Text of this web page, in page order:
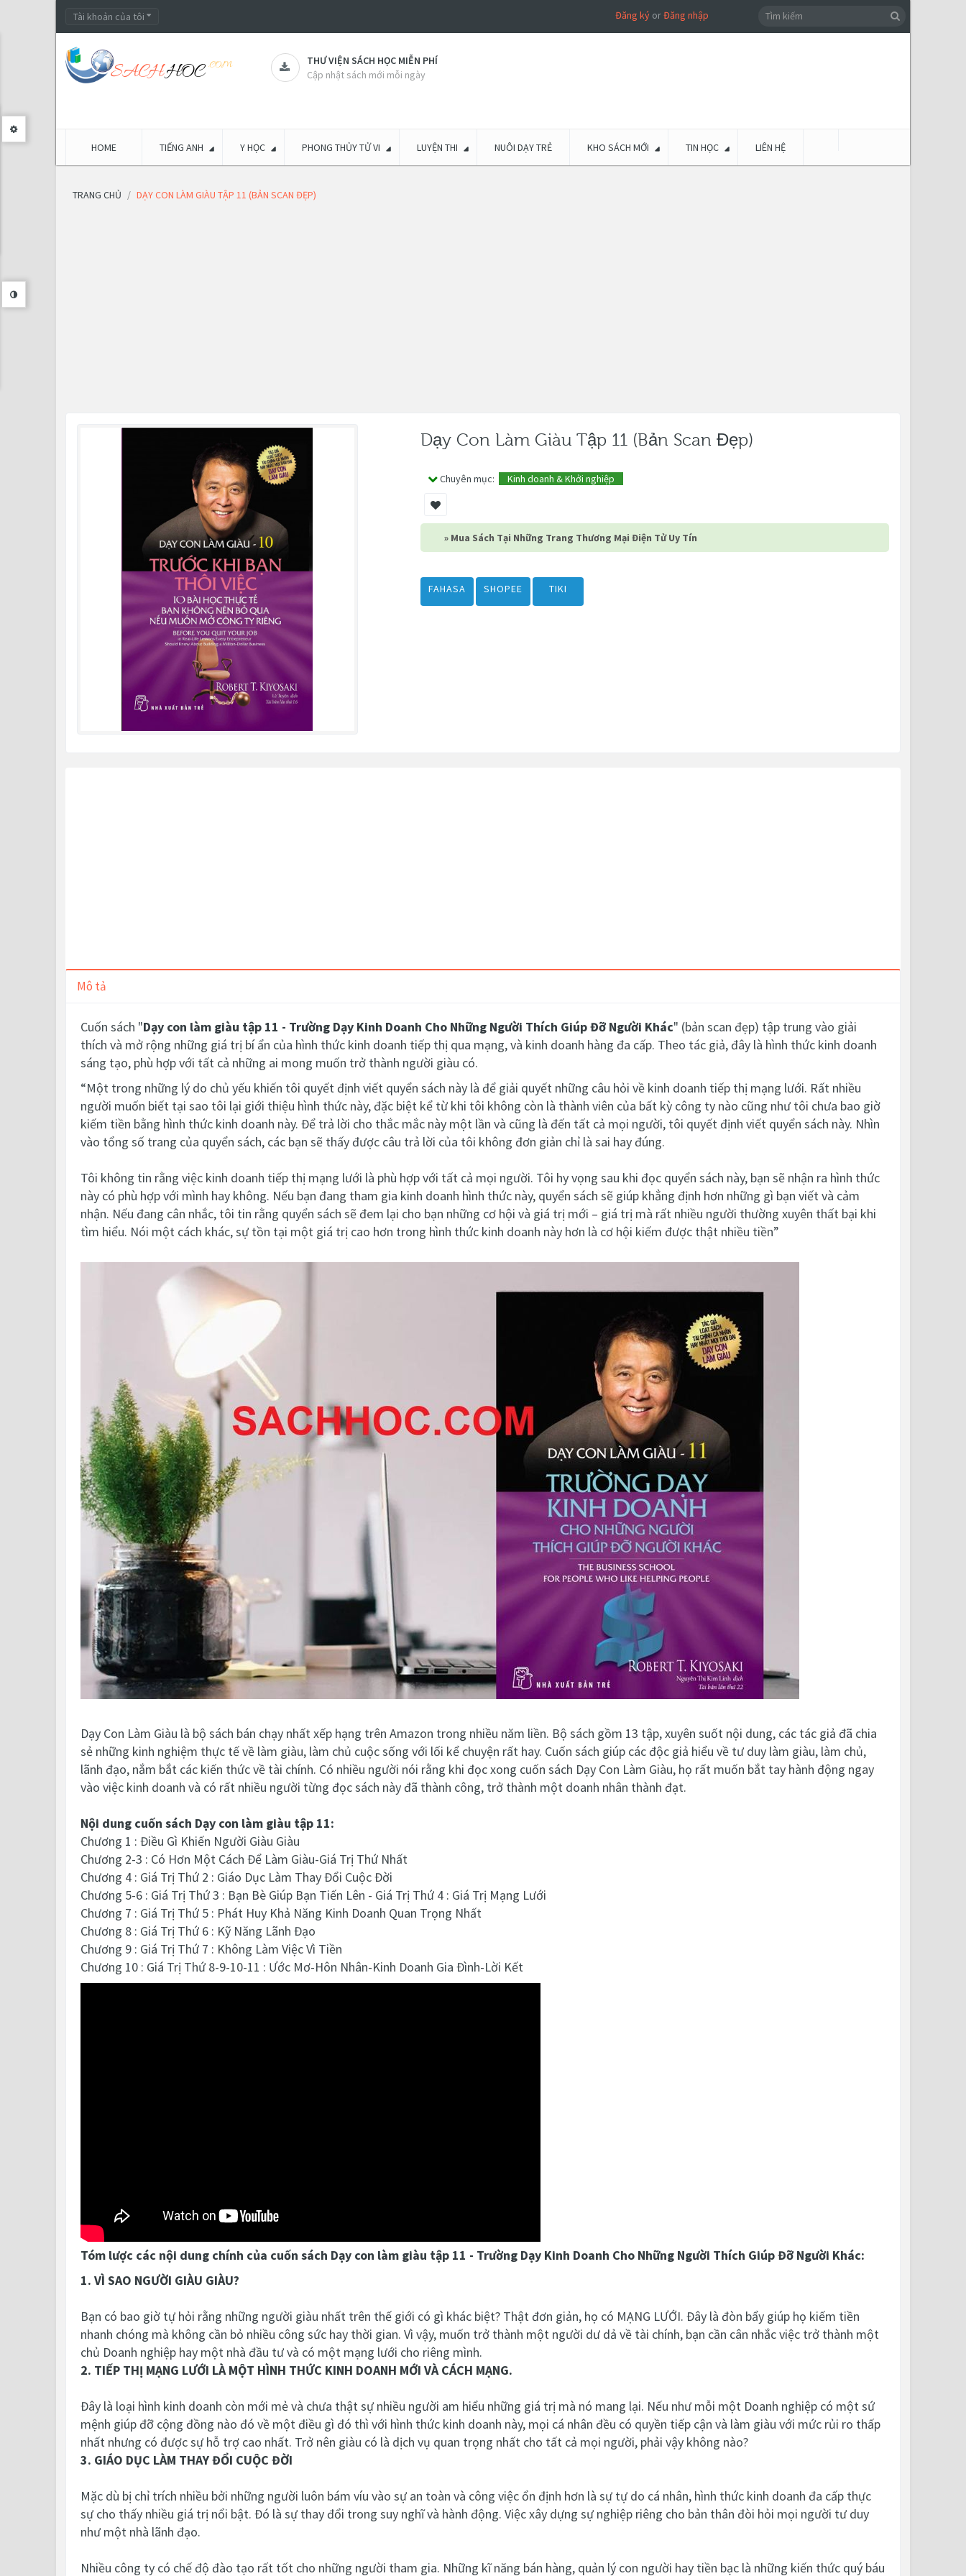
Tài khoản của tôi Đăng kýorĐăng nhập
THƯ VIỆN SÁCH HỌC MIỄN PHÍ
Cập nhật sách mới mỗi ngày
HOME TIẾNG ANH Y HỌC PHONG THỦY TỬ VI LUYỆN THI NUÔI DẠY TRẺ KHO SÁCH MỚI TIN HỌC LIÊN HỆ
TRANG CHỦ DẠY CON LÀM GIÀU TẬP 11 (BẢN SCAN ĐẸP)
Dạy Con Làm Giàu Tập 11 (bản Scan Đẹp)
Chuyên mục: Kinh doanh & Khởi nghiệp
» Mua Sách Tại Những Trang Thương Mại Điện Tử Uy Tín
FAHASA SHOPEE TIKI
Mô tả
Cuốn sách "Dạy con làm giàu tập 11 - Trường Dạy Kinh Doanh Cho Những Người Thích Giúp Đỡ Người Khác" (bản scan đẹp) tập trung vào giải
thích và mở rộng những giá trị bí ẩn của hình thức kinh doanh tiếp thị qua mạng, và kinh doanh hàng đa cấp. Theo tác giả, đây là hình thức kinh doanh
sáng tạo, phù hợp với tất cả những ai mong muốn trở thành người giàu có.
“Một trong những lý do chủ yếu khiến tôi quyết định viết quyển sách này là để giải quyết những câu hỏi về kinh doanh tiếp thị mạng lưới. Rất nhiều
người muốn biết tại sao tôi lại giới thiệu hình thức này, đặc biệt kể từ khi tôi không còn là thành viên của bất kỳ công ty nào cũng như tôi chưa bao giờ
kiếm tiền bằng hình thức kinh doanh này. Để trả lời cho thắc mắc này một lần và cũng là đến tất cả mọi người, tôi quyết định viết quyển sách này. Nhìn
vào tổng số trang của quyển sách, các bạn sẽ thấy được câu trả lời của tôi không đơn giản chỉ là sai hay đúng.
Tôi không tin rằng việc kinh doanh tiếp thị mạng lưới là phù hợp với tất cả mọi người. Tôi hy vọng sau khi đọc quyển sách này, bạn sẽ nhận ra hình thức
này có phù hợp với mình hay không. Nếu bạn đang tham gia kinh doanh hình thức này, quyển sách sẽ giúp khẳng định hơn những gì bạn viết và cảm
nhận. Nếu đang cân nhắc, tôi tin rằng quyển sách sẽ đem lại cho bạn những cơ hội và giá trị mới – giá trị mà rất nhiều người thường xuyên thất bại khi
tìm hiểu. Nói một cách khác, sự tồn tại một giá trị cao hơn trong hình thức kinh doanh này hơn là cơ hội kiếm được thật nhiều tiền”
Dạy Con Làm Giàu là bộ sách bán chạy nhất xếp hạng trên Amazon trong nhiều năm liền. Bộ sách gồm 13 tập, xuyên suốt nội dung, các tác giả đã chia
sẻ những kinh nghiệm thực tế về làm giàu, làm chủ cuộc sống với lối kể chuyện rất hay. Cuốn sách giúp các độc giả hiểu về tư duy làm giàu, làm chủ,
lãnh đạo, nắm bắt các kiến thức về tài chính. Có nhiều người nói rằng khi đọc xong cuốn sách Dạy Con Làm Giàu, họ rất muốn bắt tay hành động ngay
vào việc kinh doanh và có rất nhiều người từng đọc sách này đã thành công, trở thành một doanh nhân thành đạt.
Nội dung cuốn sách Dạy con làm giàu tập 11:
Chương 1 : Điều Gì Khiến Người Giàu Giàu
Chương 2-3 : Có Hơn Một Cách Để Làm Giàu-Giá Trị Thứ Nhất
Chương 4 : Giá Trị Thứ 2 : Giáo Dục Làm Thay Đổi Cuộc Đời
Chương 5-6 : Giá Trị Thứ 3 : Bạn Bè Giúp Bạn Tiến Lên - Giá Trị Thứ 4 : Giá Trị Mạng Lưới
Chương 7 : Giá Trị Thứ 5 : Phát Huy Khả Năng Kinh Doanh Quan Trọng Nhất
Chương 8 : Giá Trị Thứ 6 : Kỹ Năng Lãnh Đạo
Chương 9 : Giá Trị Thứ 7 : Không Làm Việc Vì Tiền
Chương 10 : Giá Trị Thứ 8-9-10-11 : Ước Mơ-Hôn Nhân-Kinh Doanh Gia Đình-Lời Kết
Tóm lược các nội dung chính của cuốn sách Dạy con làm giàu tập 11 - Trường Dạy Kinh Doanh Cho Những Người Thích Giúp Đỡ Người Khác:
1. VÌ SAO NGƯỜI GIÀU GIÀU?
Bạn có bao giờ tự hỏi rằng những người giàu nhất trên thế giới có gì khác biệt? Thật đơn giản, họ có MẠNG LƯỚI. Đây là đòn bẩy giúp họ kiếm tiền
nhanh chóng mà không cần bỏ nhiều công sức hay thời gian. Vì vậy, muốn trở thành một người dư dả về tài chính, bạn cần cân nhắc việc trở thành một
chủ Doanh nghiệp hay một nhà đầu tư và có một mạng lưới cho riêng mình.
2. TIẾP THỊ MẠNG LƯỚI LÀ MỘT HÌNH THỨC KINH DOANH MỚI VÀ CÁCH MẠNG.
Đây là loại hình kinh doanh còn mới mẻ và chưa thật sự nhiều người am hiểu những giá trị mà nó mang lại. Nếu như mỗi một Doanh nghiệp có một sứ
mệnh giúp đỡ cộng đồng nào đó về một điều gì đó thì với hình thức kinh doanh này, mọi cá nhân đều có quyền tiếp cận và làm giàu với mức rủi ro thấp
nhất nhưng có được sự hỗ trợ cao nhất. Trở nên giàu có là dịch vụ quan trọng nhất cho tất cả mọi người, phải vậy không nào?
3. GIÁO DỤC LÀM THAY ĐỔI CUỘC ĐỜI
Mặc dù bị chỉ trích nhiều bởi những người luôn bám víu vào sự an toàn và công việc ổn định hơn là sự tự do cá nhân, hình thức kinh doanh đa cấp thực
sự cho thấy nhiều giá trị nổi bật. Đó là sự thay đổi trong suy nghĩ và hành động. Việc xây dựng sự nghiệp riêng cho bản thân đòi hỏi mọi người tư duy
như một nhà lãnh đạo.
Nhiều công ty có chế độ đào tạo rất tốt cho những người tham gia. Những kĩ năng bán hàng, quản lý con người hay tiền bạc là những kiến thức quý báu